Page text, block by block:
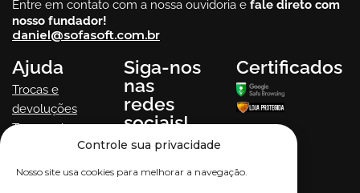
Controle sua privacidade
Nosso site usa cookies para melhorar a navegação.
Entre em contato com a nossa ouvidoria e fale direto com
nosso fundador!
daniel@sofasoft.com.br
Ajuda
Trocas e
devoluções
Termos de uso
Privacidade
Siga-nos
nas
redes
sociais!
Certificados